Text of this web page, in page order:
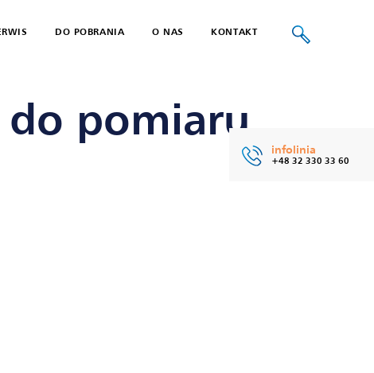
infolinia
+48 32 330 33 60
DO POBRANIA O NAS KONTAKT
do pomiaru